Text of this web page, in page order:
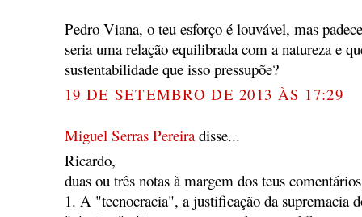
Pedro Viana, o teu esforço é louvável, mas
seria uma relação equilibrada com a natureza e
sustentabilidade que isso pressupõe?
19 DE SETEMBRO DE 2013 ÀS 17:29
Miguel Serras Pereiradisse...
Ricardo,
duas ou três notas à margem dos teus
1. A "tecnocracia", a justificação da supremacia